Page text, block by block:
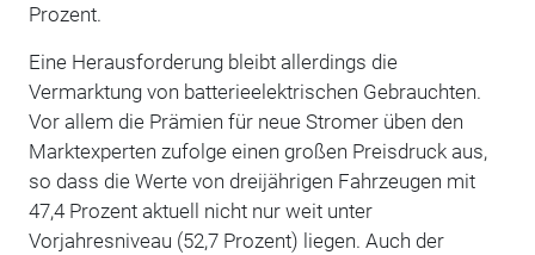
Prozent.
Eine Herausforderung bleibt allerdings die
Vermarktung von batterieelektrischen Gebrauchten.
Vor allem die Prämien für neue Stromer üben den
Marktexperten zufolge einen großen Preisdruck aus,
so dass die Werte von dreijährigen Fahrzeugen mit
47,4 Prozent aktuell nicht nur weit unter
Vorjahresniveau (52,7 Prozent) liegen. Auch der